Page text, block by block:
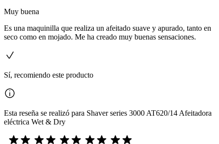
Muy buena
Es una maquinilla que realiza un afeitado suave y apurado, tanto en
seco como en mojado. Me ha creado muy buenas sensaciones.
Sí, recomiendo este producto
Esta reseña se realizó para Shaver series 3000 AT620/14 Afeitadora
eléctrica Wet & Dry